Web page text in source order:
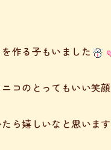
作る子もいました
コのとってもいい笑
ら嬉しいなと思います